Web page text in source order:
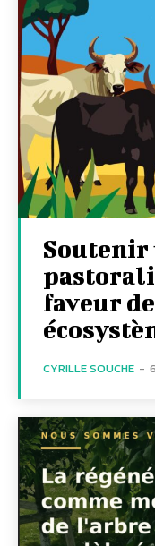
Soutenir
faveur
CYRILLE SOUCHE -